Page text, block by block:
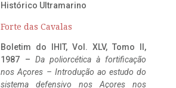
Histórico Ultramarino
Forte das Cavalas
Boletim do IHIT, Vol. XLV, Tomo II,
1987 – Da poliorcética à fortificação
nos Açores – Introdução ao estudo do
sistema defensivo nos Açores nos